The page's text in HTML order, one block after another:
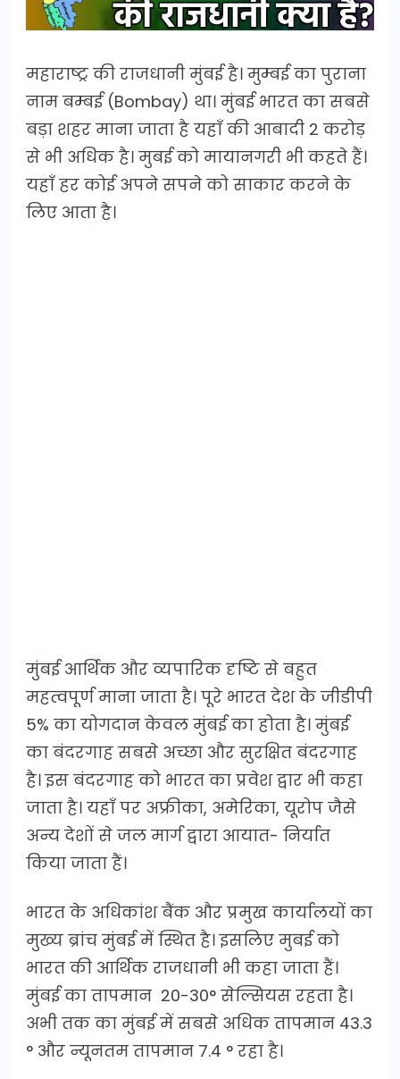
महाराष्‍ट्र की राजधानी मुंबई है। मुम्बई का पुराना
नाम बम्बई (Bombay) था। मुंबई भारत का सबसे
बड़ा शहर माना जाता है यहाँ की आबादी 2 करोड़
से भी अधिक है। मुबई को मायानगरी भी कहते हैं।
यहाँ हर कोई अपने सपने को साकार करने के
लिए आता है।
मुंबई आर्थिक और व्यपारिक दृष्टि से बहुत
महत्वपूर्ण माना जाता है। पूरे भारत देश के जीडीपी
5% का योगदान केवल मुंबई का होता है। मुंबई
का बंदरगाह सबसे अच्छा और सुरक्षित बंदरगाह
है। इस बंदरगाह को भारत का प्रवेश द्वार भी कहा
जाता है। यहाँ पर अफ्रीका, अमेरिका, यूरोप जैसे
अन्य देशों से जल मार्ग द्वारा आयात- निर्यात
किया जाता हैं।
भारत के अधिकांश बैंक और प्रमुख कार्यालयों का
मुख्य ब्रांच मुंबई में स्थित है। इसलिए मुबई को
भारत की आर्थिक राजधानी भी कहा जाता हैं।
मुंबई का तापमान 20-30° सेल्सियस रहता है।
अभी तक का मुंबई में सबसे अधिक तापमान 43.3
° और न्यूनतम तापमान 7.4 ° रहा है।